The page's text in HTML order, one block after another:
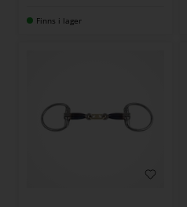
Finns i lager